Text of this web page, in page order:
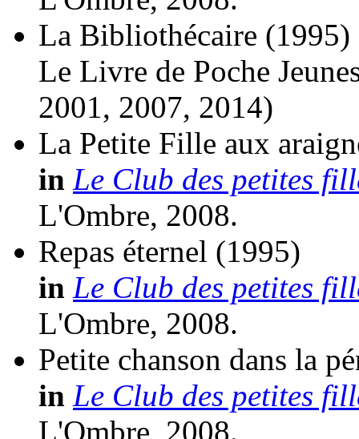
La Bibliothécaire (1995)
Le Livre de Poche
2001, 2007, 2014)
La Petite Fille aux
in Le Club des petites
L'Ombre, 2008.
Repas éternel (1995)
in Le Club des petites
L'Ombre, 2008.
Petite chanson dans la
in Le Club des petites
L'Ombre, 2008.